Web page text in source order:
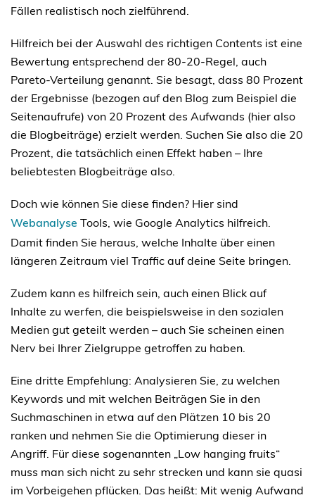
Fällen realistisch noch zielführend.
Hilfreich bei der Auswahl des richtigen Contents ist eine
Bewertung entsprechend der 80-20-Regel, auch
Pareto-Verteilung genannt. Sie besagt, dass 80 Prozent
der Ergebnisse (bezogen auf den Blog zum Beispiel die
Seitenaufrufe) von 20 Prozent des Aufwands (hier also
die Blogbeiträge) erzielt werden. Suchen Sie also die 20
Prozent, die tatsächlich einen Effekt haben – Ihre
beliebtesten Blogbeiträge also.
Doch wie können Sie diese finden? Hier sind
Webanalyse Tools, wie Google Analytics hilfreich.
Damit finden Sie heraus, welche Inhalte über einen
längeren Zeitraum viel Traffic auf deine Seite bringen.
Zudem kann es hilfreich sein, auch einen Blick auf
Inhalte zu werfen, die beispielsweise in den sozialen
Medien gut geteilt werden – auch Sie scheinen einen
Nerv bei Ihrer Zielgruppe getroffen zu haben.
Eine dritte Empfehlung: Analysieren Sie, zu welchen
Keywords und mit welchen Beiträgen Sie in den
Suchmaschinen in etwa auf den Plätzen 10 bis 20
ranken und nehmen Sie die Optimierung dieser in
Angriff. Für diese sogenannten „Low hanging fruits“
muss man sich nicht zu sehr strecken und kann sie quasi
im Vorbeigehen pflücken. Das heißt: Mit wenig Aufwand